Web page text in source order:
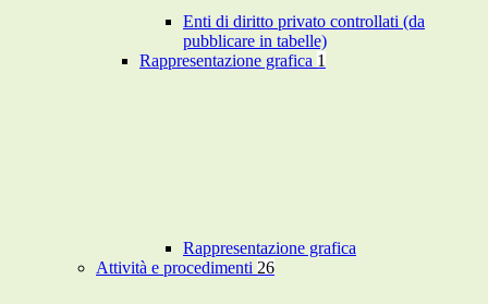
Enti di diritto privato controllati (da
pubblicare in tabelle)
Rappresentazione grafica 1
Rappresentazione grafica
Attività e procedimenti 26